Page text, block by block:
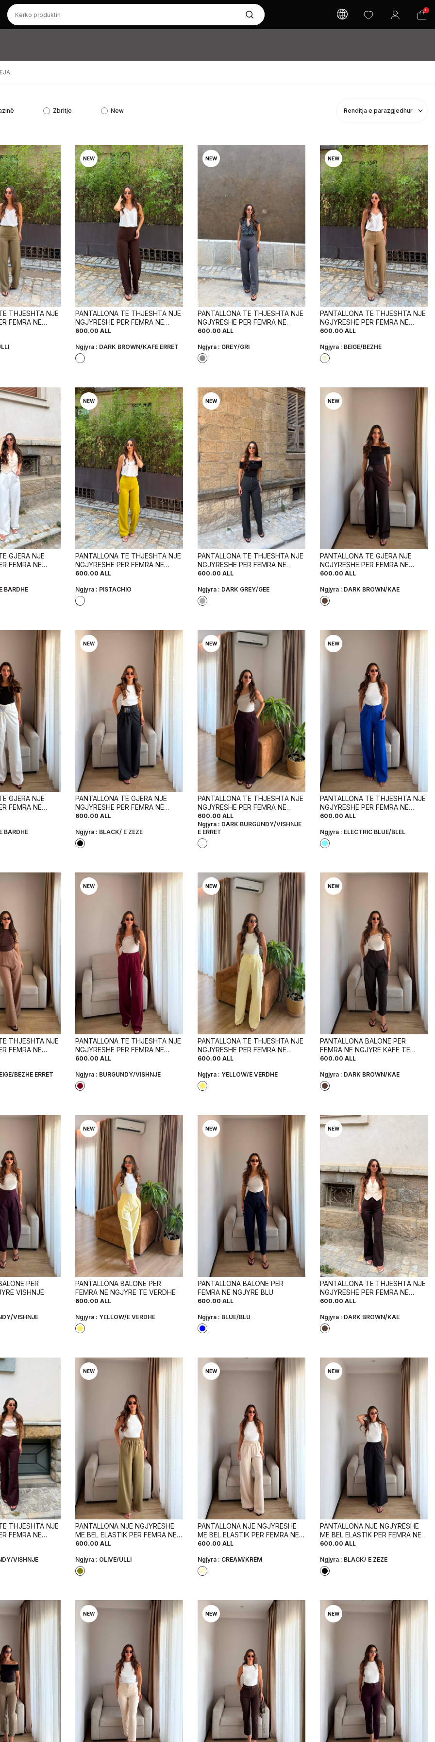
0
Zbritje New
THJESHTA NJE
FEMRA NE
NEW
PANTALLONA TE THJESHTA NJE
NGJYRESHE PER FEMRA NE
NGJYRE KAFE TE ERRET
600.00 ALL
Ngjyra : DARK BROWN/KAFE ERRET
NEW
PANTALLONA TE THJESHTA NJE
NGJYRESHE PER FEMRA NE
NGJYRE GRI
600.00 ALL
Ngjyra : GREY/GRI
NEW
PANTALLONA TE THJESHTA NJE
NGJYRESHE PER FEMRA NE
NGJYRE BEZHE
600.00 ALL
Ngjyra : BEIGE/BEZHE
GJERA NJE
FEMRA NE
BARDHE
NEW
PANTALLONA TE THJESHTA NJE
NGJYRESHE PER FEMRA NE
NGJYRE PISTAKIO
600.00 ALL
Ngjyra : PISTACHIO
NEW
PANTALLONA TE THJESHTA NJE
NGJYRESHE PER FEMRA NE
NGJYRE GRI TE ERRET
600.00 ALL
Ngjyra : DARK GREY/GEE
NEW
PANTALLONA TE GJERA NJE
NGJYRESHE PER FEMRA NE
NGJYRE KAFE TE ERRET
600.00 ALL
Ngjyra : DARK BROWN/KAE
GJERA NJE
FEMRA NE
BARDHE
NEW
PANTALLONA TE GJERA NJE
NGJYRESHE PER FEMRA NE
NGJYRE TE ZEZE
600.00 ALL
Ngjyra : BLACK/ E ZEZE
NEW
PANTALLONA TE THJESHTA NJE
NGJYRESHE PER FEMRA NE
NGJYRE VISHNJE TE ERRET
600.00 ALL
Ngjyra : DARK BURGUNDY/VISHNJE
E ERRET
NEW
PANTALLONA TE THJESHTA NJE
NGJYRESHE PER FEMRA NE
NGJYRE BLU ELEKTRIKE
600.00 ALL
Ngjyra : ELECTRIC BLUE/BLEL
THJESHTA NJE
FEMRA NE
TE ERRET
BEZHE ERRET
NEW
PANTALLONA TE THJESHTA NJE
NGJYRESHE PER FEMRA NE
NGJYRE VISHNJE
600.00 ALL
Ngjyra : BURGUNDY/VISHNJE
NEW
PANTALLONA TE THJESHTA NJE
NGJYRESHE PER FEMRA NE
NGJYRE TE VERDHE
600.00 ALL
Ngjyra : YELLOW/E VERDHE
NEW
PANTALLONA BALONE PER
FEMRA NE NGJYRE KAFE TE
ERRET
600.00 ALL
Ngjyra : DARK BROWN/KAE
PER
VISHNJE
VISHNJE
NEW
PANTALLONA BALONE PER
FEMRA NE NGJYRE TE VERDHE
600.00 ALL
Ngjyra : YELLOW/E VERDHE
NEW
PANTALLONA BALONE PER
FEMRA NE NGJYRE BLU
600.00 ALL
Ngjyra : BLUE/BLU
NEW
PANTALLONA TE THJESHTA NJE
NGJYRESHE PER FEMRA NE
NGJYRE KAFE TE ERRET
600.00 ALL
Ngjyra : DARK BROWN/KAE
THJESHTA NJE
FEMRA NE
VISHNJE
NEW
PANTALLONA NJE NGJYRESHE
ME BEL ELASTIK PER FEMRA NE
NGJYRE ULLI
600.00 ALL
Ngjyra : OLIVE/ULLI
NEW
PANTALLONA NJE NGJYRESHE
ME BEL ELASTIK PER FEMRA NE
NGJYRE KREM
600.00 ALL
Ngjyra : CREAM/KREM
NEW
PANTALLONA NJE NGJYRESHE
ME BEL ELASTIK PER FEMRA NE
NGJYRE TE ZEZE
600.00 ALL
Ngjyra : BLACK/ E ZEZE
NEW NEW NEW